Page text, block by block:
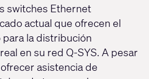
switches Ethernet
actual que ofrecen el
la distribución
en su red Q-SYS. A pesar
asistencia de